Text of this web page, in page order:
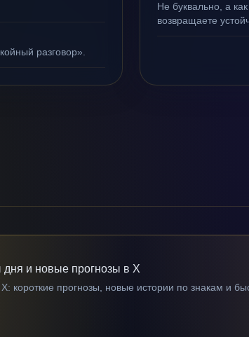
разговор».
Не буквально, а
возвращаете
дня и новые прогнозы в X
короткие прогнозы, новые истории по знакам и